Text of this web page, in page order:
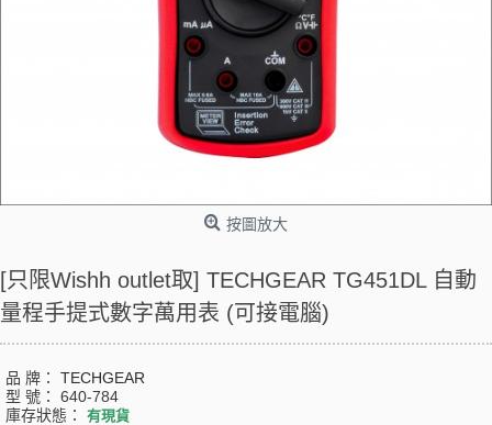
按圖放大
[只限Wishh outlet取] TECHGEAR TG451DL 自動
量程手提式數字萬用表 (可接電腦)
品 牌： TECHGEAR
型 號： 640-784
庫存狀態： 有現貨